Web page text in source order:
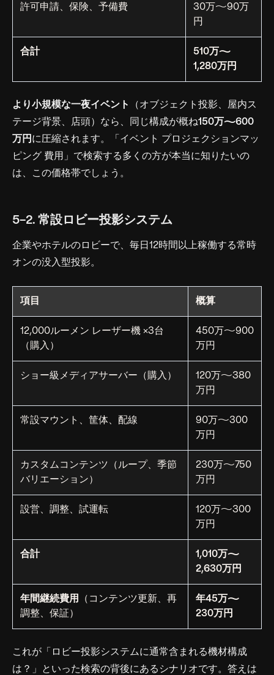
許可申請、保険、予備費
30万〜90万
円
合計
510万〜
1,280万円
より小規模な一夜イベント
（オブジェクト投影、屋内ス
テージ背景、店頭）なら、同じ構成が概ね150万〜600
万円 に圧縮されます。「イベント プロジェクションマッ
ピング 費用」で検索する多くの方が本当に知りたいの
は、この価格帯でしょう。
5-2. 常設ロビー投影システム
企業やホテルのロビーで、毎日12時間以上稼働する常時
オンの没入型投影。
項目 概算
12,000ルーメン レーザー機 ×3台
（購入）
450万〜900
万円
ショー級メディアサーバー（購入）
120万〜380
万円
常設マウント、筐体、配線
90万〜300
万円
カスタムコンテンツ（ループ、季節
バリエーション）
230万〜750
万円
設営、調整、試運転
120万〜300
万円
合計
1,010万〜
2,630万円
年間継続費用
（コンテンツ更新、再
調整、保証）
年45万〜
230万円
これが「ロビー投影システムに通常含まれる機材構成
は？」といった検索の背後にあるシナリオです。答えは